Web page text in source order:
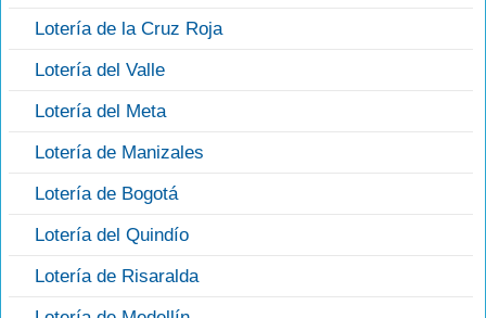
Lotería de la Cruz Roja
Lotería del Valle
Lotería del Meta
Lotería de Manizales
Lotería de Bogotá
Lotería del Quindío
Lotería de Risaralda